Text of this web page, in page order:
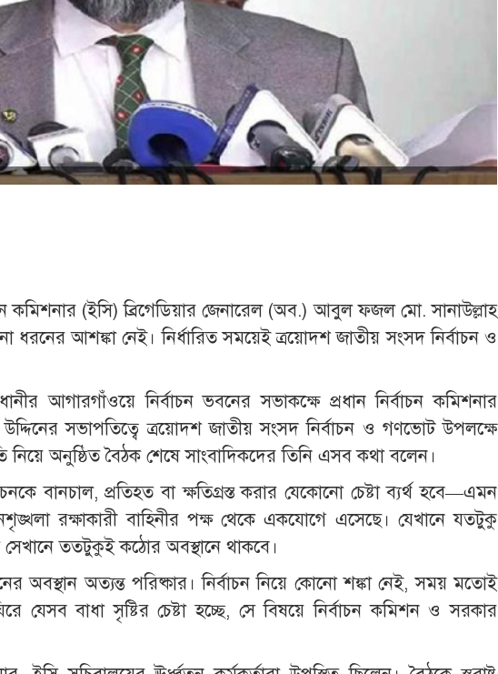
কমিশনার (ইসি) ব্রিগেডিয়ার জেনারেল (অব.) আবুল ফজল মো. সানাউল্লাহ
ধরনের আশঙ্কা নেই। নির্ধারিত সময়েই ত্রয়োদশ জাতীয় সংসদ নির্বাচন ও
আগারগাঁওয়ে নির্বাচন ভবনের সভাকক্ষে প্রধান নির্বাচন কমিশনার
সভাপতিত্বে ত্রয়োদশ জাতীয় সংসদ নির্বাচন ও গণভোট উপলক্ষে
নিয়ে অনুষ্ঠিত বৈঠক শেষে সাংবাদিকদের তিনি এসব কথা বলেন।
বানচাল, প্রতিহত বা ক্ষতিগ্রস্ত করার যেকোনো চেষ্টা ব্যর্থ হবে—এমন
রক্ষাকারী বাহিনীর পক্ষ থেকে একযোগে এসেছে। যেখানে যতটুকু
ততটুকুই কঠোর অবস্থানে থাকবে।
অবস্থান অত্যন্ত পরিষ্কার। নির্বাচন নিয়ে কোনো শঙ্কা নেই, সময় মতোই
যেসব বাধা সৃষ্টির চেষ্টা হচ্ছে, সে বিষয়ে নির্বাচন কমিশন ও সরকার